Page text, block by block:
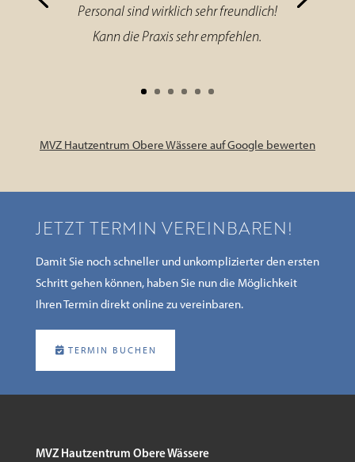
Personal sind wirklich sehr freundlich!
Kann die Praxis sehr empfehlen.
MVZ Hautzentrum Obere Wässere auf Google bewerten
JETZT TERMIN VEREINBAREN!
Damit Sie noch schneller und unkomplizierter den ersten
Schritt gehen können, haben Sie nun die Möglichkeit
Ihren Termin direkt online zu vereinbaren.
TERMIN BUCHEN
MVZ Hautzentrum Obere Wässere